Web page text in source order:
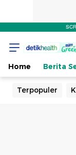
Home Berita
Terpopuler